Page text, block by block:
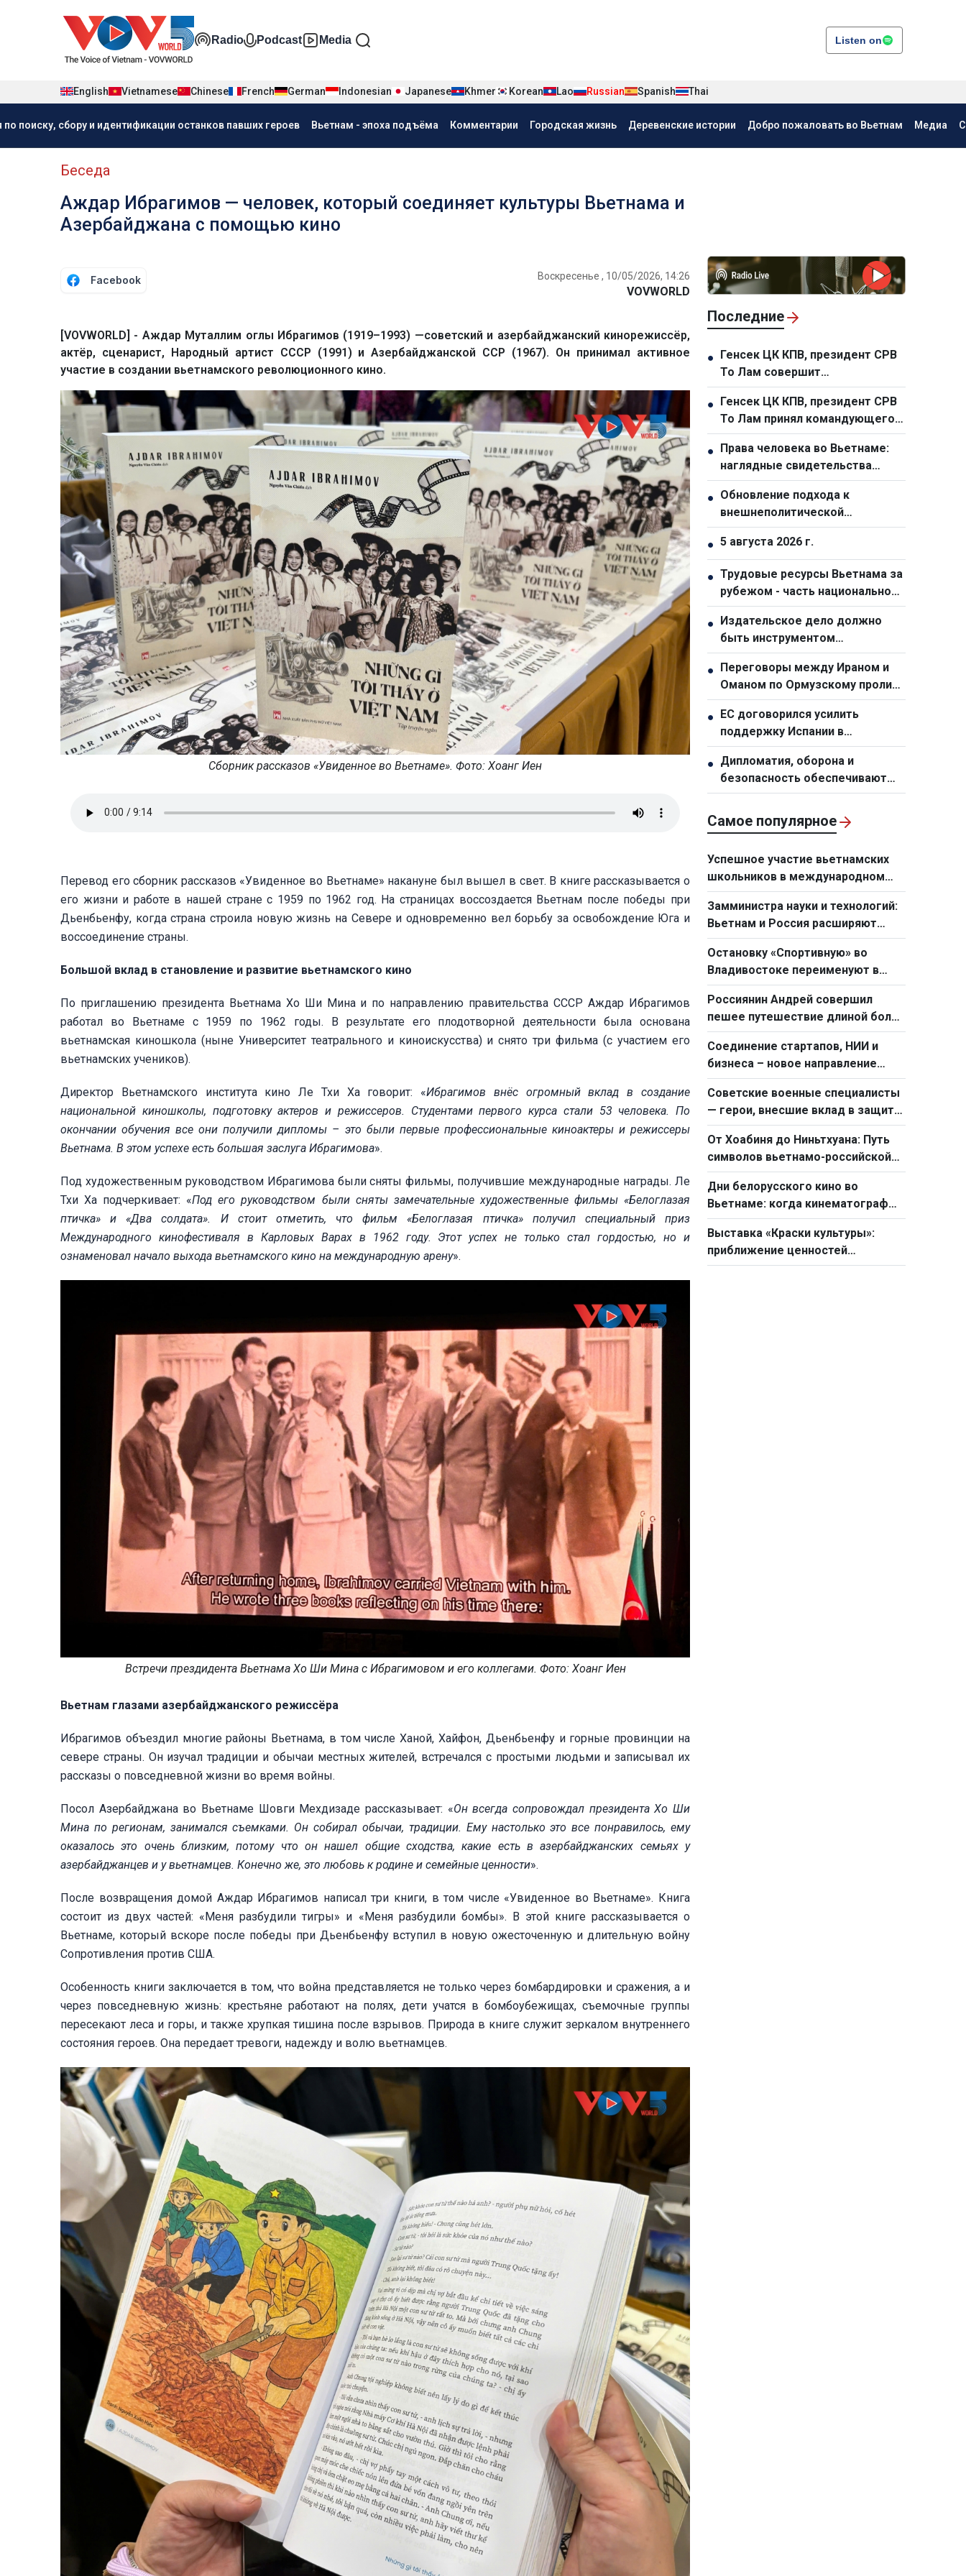
Đa phương tiện tiếng Nga
Radio Podcast Media Listen on
English Vietnamese Chinese French German Indonesian Japanese Khmer Korean Lao Russian Spanish Thai
Menu trang chủ tiếng Nga
поиску, сбору и идентификации останков павших героев Вьетнам - эпоха подъёма Комментарии Городская жизнь Деревенские истории Добро пожаловать во Вьетнам Медиа
menu phụ tiếng Nga
Беседа
Аждар Ибрагимов — человек, который соединяет культуры Вьетнама и
Азербайджана с помощью кино
Facebook Воскресенье , 10/05/2026, 14:26
VOVWORLD
[VOVWORLD] - Аждар Муталлим оглы Ибрагимов (1919–1993) —советский и азербайджанский кинорежиссёр,
актёр, сценарист, Народный артист СССР (1991) и Азербайджанской ССР (1967). Он принимал активное
участие в создании вьетнамского революционного кино.
Сборник рассказов «Увиденное во Вьетнаме». Фото: Хоанг Иен
Перевод его сборник рассказов «Увиденное во Вьетнаме» накануне был вышел в свет. В книге рассказывается о
его жизни и работе в нашей стране с 1959 по 1962 год. На страницах воссоздается Вьетнам после победы при
Дьенбьенфу, когда страна строила новую жизнь на Севере и одновременно вел борьбу за освобождение Юга и
воссоединение страны.
Большой вклад в становление и развитие вьетнамского кино
По приглашению президента Вьетнама Хо Ши Мина и по направлению правительства СССР Аждар Ибрагимов
работал во Вьетнаме с 1959 по 1962 годы. В результате его плодотворной деятельности была основана
вьетнамская киношкола (ныне Университет театрального и киноискусства) и снято три фильма (с участием его
вьетнамских учеников).
Директор Вьетнамского института кино Ле Тхи Ха говорит: «Ибрагимов внёс огромный вклад в создание
национальной киношколы, подготовку актеров и режиссеров. Студентами первого курса стали 53 человека. По
окончании обучения все они получили дипломы – это были первые профессиональные киноактеры и режиссеры
Вьетнама. В этом успехе есть большая заслуга Ибрагимова».
Под художественным руководством Ибрагимова были сняты фильмы, получившие международные награды. Ле
Тхи Ха подчеркивает: «Под его руководством были сняты замечательные художественные фильмы «Белоглазая
птичка» и «Два солдата». И стоит отметить, что фильм «Белоглазая птичка» получил специальный приз
Международного кинофестиваля в Карловых Варах в 1962 году. Этот успех не только стал гордостью, но и
ознаменовал начало выхода вьетнамского кино на международную арену».
Встречи прездидента Вьетнама Хо Ши Мина с Ибрагимовом и его коллегами. Фото: Хоанг Иен
Вьетнам глазами азербайджанского режиссёра
Ибрагимов объездил многие районы Вьетнама, в том числе Ханой, Хайфон, Дьенбьенфу и горные провинции на
севере страны. Он изучал традиции и обычаи местных жителей, встречался с простыми людьми и записывал их
рассказы о повседневной жизни во время войны.
Посол Азербайджана во Вьетнаме Шовги Мехдизаде рассказывает: «Он всегда сопровождал президента Хо Ши
Мина по регионам, занимался съемками. Он собирал обычаи, традиции. Ему настолько это все понравилось, ему
оказалось это очень близким, потому что он нашел общие сходства, какие есть в азербайджанских семьях у
азербайджанцев и у вьетнамцев. Конечно же, это любовь к родине и семейные ценности».
После возвращения домой Аждар Ибрагимов написал три книги, в том числе «Увиденное во Вьетнаме». Книга
состоит из двух частей: «Меня разбудили тигры» и «Меня разбудили бомбы». В этой книге рассказывается о
Вьетнаме, который вскоре после победы при Дьенбьенфу вступил в новую ожесточенную и длительную войну
Сопротивления против США.
Особенность книги заключается в том, что война представляется не только через бомбардировки и сражения, а и
через повседневную жизнь: крестьяне работают на полях, дети учатся в бомбоубежищах, съемочные группы
пересекают леса и горы, и также хрупкая тишина после взрывов. Природа в книге служит зеркалом внутреннего
состояния героев. Она передает тревоги, надежду и волю вьетнамцев.
Последние
● Генсек ЦК КПВ, президент СРВ
То Лам совершит
государственные визиты в
Австралию и Новую Зеландию
● Генсек ЦК КПВ, президент СРВ
То Лам принял командующего
Индо-Тихоокеанским
командованием США
● Права человека во Вьетнаме:
наглядные свидетельства
реальной жизни
● Обновление подхода к
внешнеполитической
деятельности
● 5 августа 2026 г.
● Трудовые ресурсы Вьетнама за
рубежом - часть национальной
стратегии развития
человеческого капитала
● Издательское дело должно
быть инструментом
дипломатии и международной
интеграции
● Переговоры между Ираном и
Оманом по Ормузскому проливу
перешли в новую стадию
● ЕС договорился усилить
поддержку Испании в
преодолении миграционного
кризиса в Сеуте
● Дипломатия, оборона и
безопасность обеспечивают
развитие и интеграцию
Самое популярное
Успешное участие вьетнамских
школьников в международном
конкурсе чтецов «Евразия говорит
по-русски»
Замминистра науки и технологий:
Вьетнам и Россия расширяют
сотрудничество в сфере
стратегических технологий
Остановку «Спортивную» во
Владивостоке переименуют в
«Сквер Хо Ши Мина»
Россиянин Андрей совершил
пешее путешествие длиной более
1300 км : Я хотел бы, чтобы мои
сограждане больше узнали о
Вьетнаме
Соединение стартапов, НИИ и
бизнеса – новое направление
вьетнамо-российского
сотрудничества
Советские военные специалисты
— герои, внесшие вклад в защиту
мирного неба Вьетнама
От Хоабиня до Ниньтхуана: Путь
символов вьетнамо-российской
дружбы
Дни белорусского кино во
Вьетнаме: когда кинематограф
как мост между народами двух
стран
Выставка «Краски культуры»:
приближение ценностей
культурного наследия к